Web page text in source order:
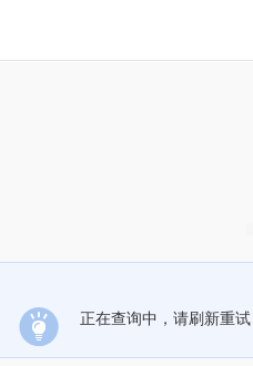
正在查询中，请刷新重试